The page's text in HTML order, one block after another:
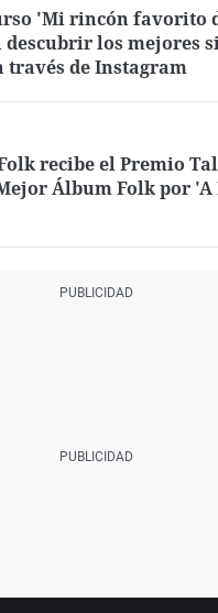
'Mi rincón favorito
descubrir los mejores
través de Instagram
recibe el Premio
Álbum Folk por